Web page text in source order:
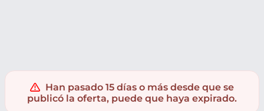
Han pasado 15 días o más desde que se
publicó la oferta, puede que haya expirado.